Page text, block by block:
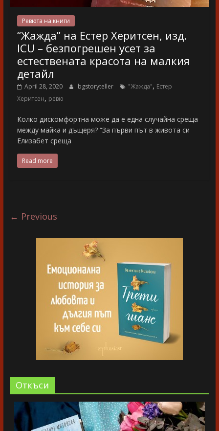
Ревюта на книги
“Жажда” на Естер Херитсен, изд.
ICU – безпогрешен усет за
естествената красота на малкия
детайл
April 28, 2020 bgstoryteller "Жажда", Естер
Херитсен, ревю
Колко дискомфортна може да е една случайна среща
между майка и дъщеря? “За първи път в живота си
Елизабет среща
Read more
← Previous
Oткъси